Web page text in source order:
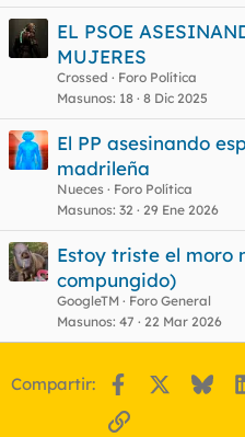
EL PSOE
MUJERES
Crossed
Foro Política
Masunos 18 8 Dic 2025
El PP asesinando
madrileña
Nueces
Foro Política
Masunos 32 29 Ene 2026
Estoy triste el moro
compungido)
GoogleTM
Foro General
Masunos 47 22 Mar 2026
Compartir: Facebook
Enlace